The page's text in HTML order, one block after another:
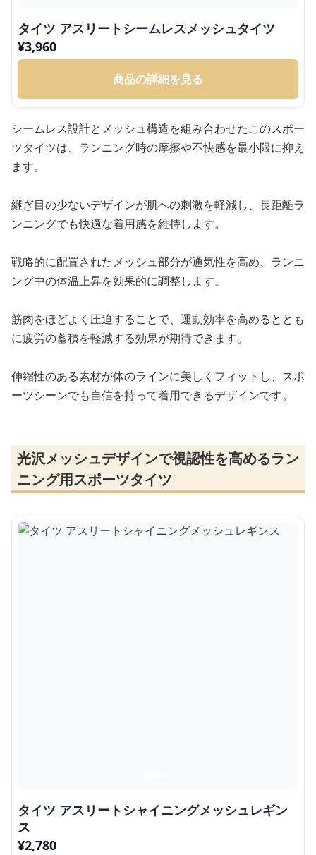
タイツ アスリートシームレスメッシュタイツ
¥3,960
商品の詳細を見る
シームレス設計とメッシュ構造を組み合わせたこのスポー
ツタイツは、ランニング時の摩擦や不快感を最小限に抑え
ます。
継ぎ目の少ないデザインが肌への刺激を軽減し、長距離ラ
ンニングでも快適な着用感を維持します。
戦略的に配置されたメッシュ部分が通気性を高め、ランニ
ング中の体温上昇を効果的に調整します。
筋肉をほどよく圧迫することで、運動効率を高めるととも
に疲労の蓄積を軽減する効果が期待できます。
伸縮性のある素材が体のラインに美しくフィットし、スポ
ーツシーンでも自信を持って着用できるデザインです。
光沢メッシュデザインで視認性を高めるラン
ニング用スポーツタイツ
タイツ アスリートシャイニングメッシュレギン
ス
¥2,780